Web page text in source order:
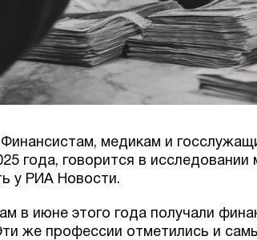
медикам и
года, говорится в исследовании
у РИА Новости.
в июне этого года получали
же профессии отметились и